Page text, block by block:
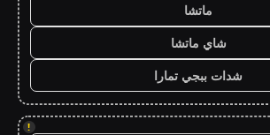
ماتشا
شاي ماتشا
شدات ببجي تمارا
!